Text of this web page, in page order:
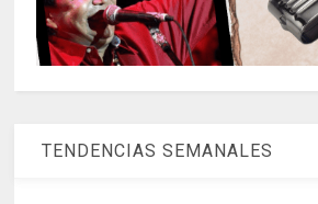
TENDENCIAS SEMANALES